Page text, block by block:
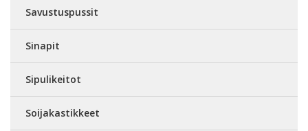
Savustuspussit
Sinapit
Sipulikeitot
Soijakastikkeet